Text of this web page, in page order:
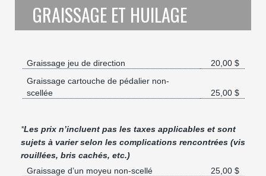
GRAISSAGE ET HUILAGE
Graissage jeu de direction
20,00 $
Graissage cartouche de pédalier non-
scellée
25,00 $
*Les prix n’incluent pas les taxes applicables et sont
sujets à varier selon les complications rencontrées (vis
rouillées, bris cachés, etc.)
Graissage d’un moyeu non-scellé
25,00 $